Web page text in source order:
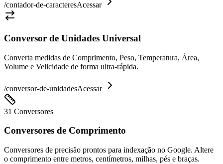
/contador-de-caracteresAcessar
Conversor de Unidades Universal
Converta medidas de Comprimento, Peso, Temperatura, Área,
Volume e Velicidade de forma ultra-rápida.
/conversor-de-unidadesAcessar
31 Conversores
Conversores de Comprimento
Conversores de precisão prontos para indexação no Google. Altere
o comprimento entre metros, centímetros, milhas, pés e braças.